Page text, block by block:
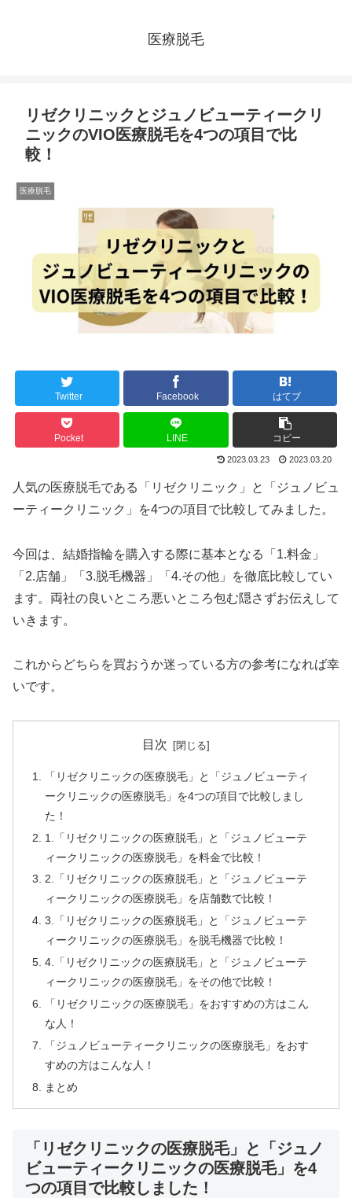
医療脱毛
リゼクリニックとジュノビューティークリ
ニックのVIO医療脱毛を4つの項目で比
較！
医療脱毛
Twitter Facebook はてブ
Pocket LINE コピー
2023.03.23 2023.03.20
人気の医療脱毛である「リゼクリニック」と「ジュノビュ
ーティークリニック」を4つの項目で比較してみました。
今回は、結婚指輪を購入する際に基本となる「1.料金」
「2.店舗」「3.脱毛機器」「4.その他」を徹底比較してい
ます。両社の良いところ悪いところ包む隠さずお伝えして
いきます。
これからどちらを買おうか迷っている方の参考になれば幸
いです。
目次
「リゼクリニックの医療脱毛」と「ジュノビューティ
ークリニックの医療脱毛」を4つの項目で比較しまし
た！
1.「リゼクリニックの医療脱毛」と「ジュノビューテ
ィークリニックの医療脱毛」を料金で比較！
2.「リゼクリニックの医療脱毛」と「ジュノビューテ
ィークリニックの医療脱毛」を店舗数で比較！
3.「リゼクリニックの医療脱毛」と「ジュノビューテ
ィークリニックの医療脱毛」を脱毛機器で比較！
4.「リゼクリニックの医療脱毛」と「ジュノビューテ
ィークリニックの医療脱毛」をその他で比較！
「リゼクリニックの医療脱毛」をおすすめの方はこん
な人！
「ジュノビューティークリニックの医療脱毛」をおす
すめの方はこんな人！
まとめ
「リゼクリニックの医療脱毛」と「ジュノ
ビューティークリニックの医療脱毛」を4
つの項目で比較しました！